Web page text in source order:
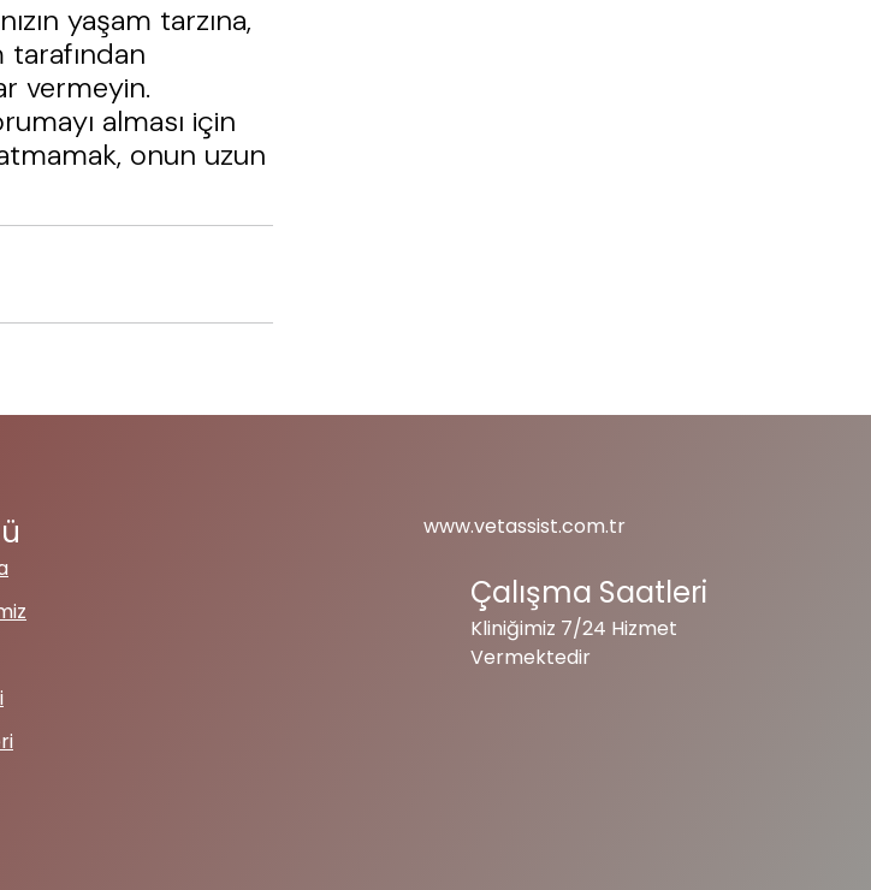
yaşam tarzına,
vermeyin.
alması için
onun uzun
www.vetassist.com.tr
Çalışma Saatleri
Kliniğimiz 7/24 Hizmet
Vermektedir